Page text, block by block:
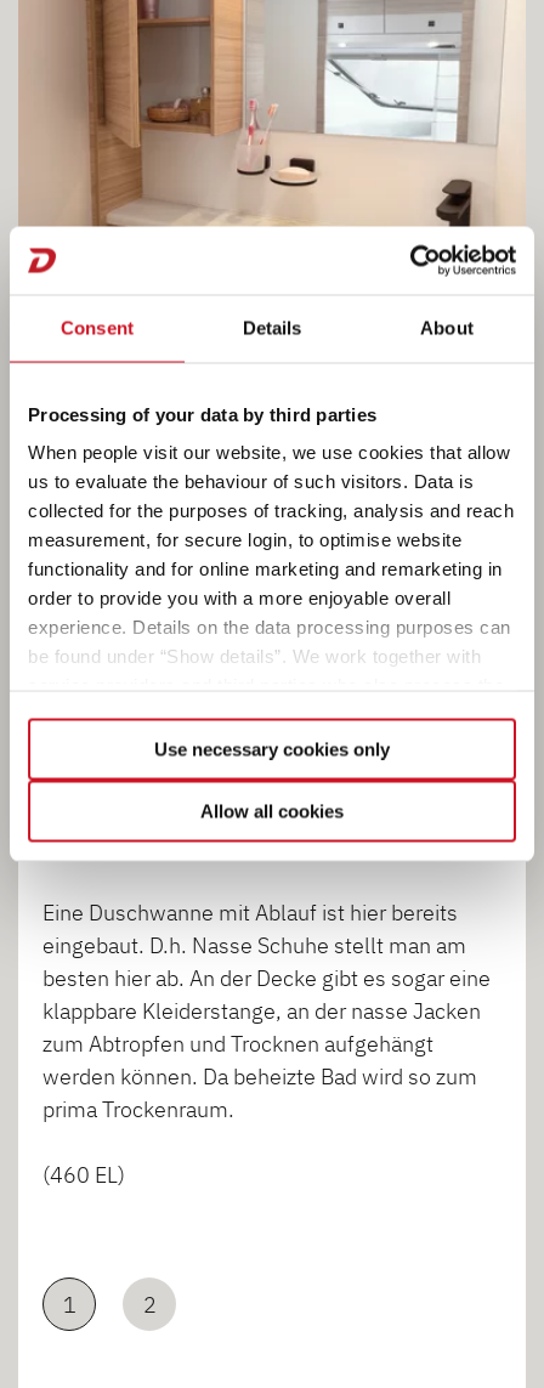
Consent Details About
Processing of your data by third parties
When people visit our website, we use cookies that allow
us to evaluate the behaviour of such visitors. Data is
collected for the purposes of tracking, analysis and reach
measurement, for secure login, to optimise website
functionality and for online marketing and remarketing in
order to provide you with a more enjoyable overall
experience. Details on the data processing purposes can
be found under “Show details”. We work together with
data for their own purposes and merge it with other data if
necessary. If you click the “Allow cookies” button or
select individual cookies in the detailed view, you provide
your consent to the processing of your data for the
and not required to use our website. You can view your
change them later (such as by using the fingerprint button
at the bottom left of the website). You can find further
information in our Privacy Policy.
Allow all cookies
Use necessary cookies only
Kompaktes Bad mit Frischefaktor
Ideal für den morgendlichen Frischekick! Alles
drin im kompakten Bad! Und wer es nicht ganz
auch serienmäßig an Bord.
Der Vorteil der hier verbauten Schwenktoilette
ist, dass sie bei Nichtgebrauch zur Seite gedreht
werden kann, was etwas mehr Platz schafft.
Eine Duschwanne mit Ablauf ist hier bereits
eingebaut. D.h. Nasse Schuhe stellt man am
besten hier ab. An der Decke gibt es sogar eine
klappbare Kleiderstange, an der nasse Jacken
zum Abtropfen und Trocknen aufgehängt
werden können. Da beheizte Bad wird so zum
prima Trockenraum.
(460 EL)
1 2